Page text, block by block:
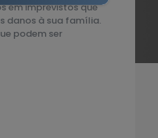
em imprevistos que
danos à sua família.
podem ser